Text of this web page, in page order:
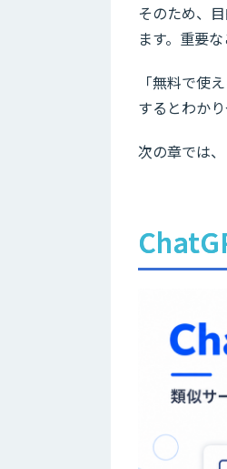
そのため、
ます。重要
「無料で使
するとわかり
次の章では